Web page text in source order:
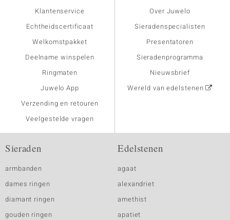
Klantenservice
Echtheidscertificaat
Welkomstpakket
Deelname winspelen
Ringmaten
Juwelo App
Verzending en retouren
Veelgestelde vragen
Over Juwelo
Sieradenspecialisten
Presentatoren
Sieradenprogramma
Nieuwsbrief
Wereld van edelstenen
Sieraden
armbanden
dames ringen
diamant ringen
gouden ringen
Edelstenen
agaat
alexandriet
amethist
apatiet